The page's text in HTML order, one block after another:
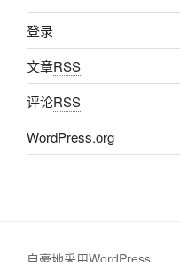
登录
文章RSS
评论RSS
WordPress.org